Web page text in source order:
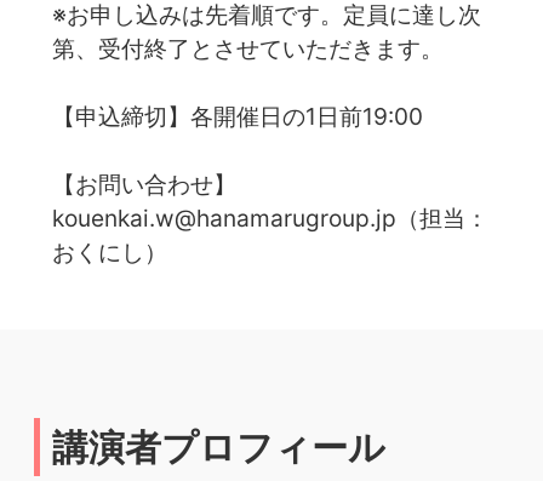
※お申し込みは先着順です。定員に達し次
第、受付終了とさせていただきます。
【申込締切】各開催日の1日前19:00
【お問い合わせ】
kouenkai.w@hanamarugroup.jp（担当：
おくにし）
講演者プロフィール